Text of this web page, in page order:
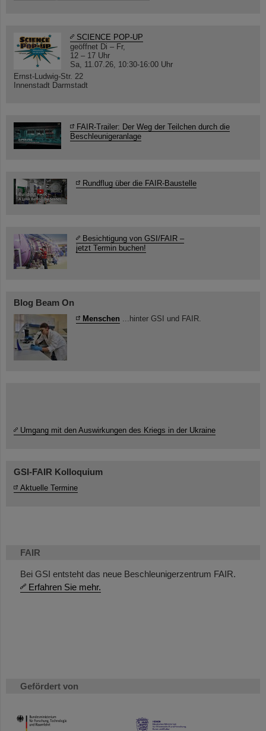
FAIR
Bei GSI entsteht das neue Beschleunigerzentrum FAIR.
Erfahren Sie mehr.
Gefördert von
HMWK
SCIENCE POP-UP
geöffnet Di – Fr,
12 – 17 Uhr
Sa, 11.07.26, 10:30-16:00 Uhr
Ernst-Ludwig-Str. 22
Innenstadt Darmstadt
FAIR-Trailer: Der Weg der Teilchen durch die
Beschleunigeranlage
Rundflug über die FAIR-Baustelle
Besichtigung von GSI/FAIR –
jetzt Termin buchen!
Blog Beam On
Menschen ...hinter GSI und FAIR.
Umgang mit den Auswirkungen des Kriegs in der Ukraine
GSI-FAIR Kolloquium
Aktuelle Termine